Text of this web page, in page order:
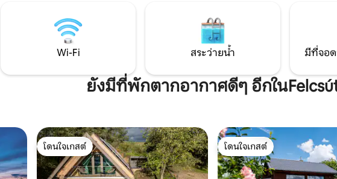
Wi-Fi สระว่ายน้ำ มีที่จอ
ยังมีที่พักตากอากาศดีๆ อีกใน
โดนใจเกสต์
โดนใจเกสต์
โดนใจเกสต์
โดนใจเกสต์